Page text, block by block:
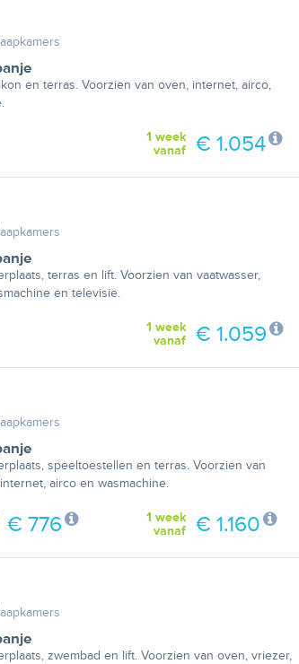
en terras. Voorzien van oven, internet, airco,
1 week
vanaf
€ 1.054
terras en lift. Voorzien van vaatwasser,
en televisie.
1 week
vanaf
€ 1.059
speeltoestellen en terras. Voorzien van
airco en wasmachine.
1 week
vanaf
€ 1.160
€ 776
zwembad en lift. Voorzien van oven, vriezer,